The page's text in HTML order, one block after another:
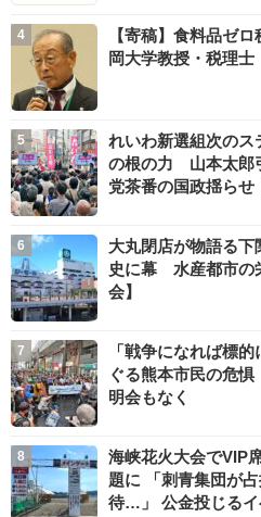
【寄稿】食料品ゼ
岡大学教授・税理
れいわ新選組次の
の根の力 山本太郎
党茶番の国政揺らせ
大丸閉店が物語る
史に幕 水産都市の
会】
「戦争になれば標
ぐる熊本市民の危
明会もなく
海峡花火大会でVIP
題に 「刺青集団が
待…」 公金投じる